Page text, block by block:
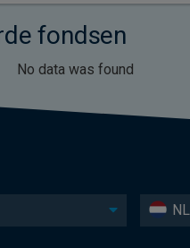
fondsen
No data was found
NL